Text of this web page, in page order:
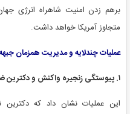
برهم زدن امنیت شاهراه انرژی
متجاوز آمریکا خواهد داشت.
عملیات چندلایه و مدیریت همزمان
۱. پیوستگی زنجیره واکنش و دکترین ضربت متقابل
این عملیات نشان داد که